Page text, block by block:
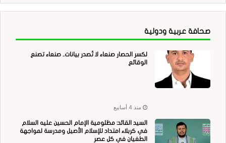
صحافة عربية ودولية
لكسر الحصار صنعاء لا تُصدر بيانات.. صنعاء تصنع
الوقائع
منذ 4 أسابيع
السيد القائد: مظلومية الإمام الحسين عليه السلام
في كربلاء امتداد للإسلام الأصيل ومدرسة لمواجهة
الطغيان في كل عصر